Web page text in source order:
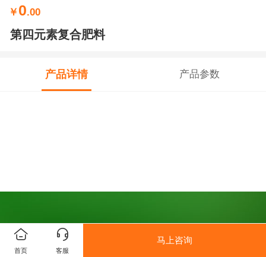
￥ 0.00
第四元素复合肥料
产品详情 产品参数
首页 客服
马上咨询